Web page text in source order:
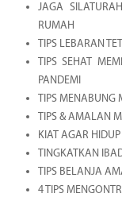
JAGA
RUMAH
TIPS LEBARAN
TIPS SEHAT
PANDEMI
TIPS MENABUNG
TIPS & AMALAN
KIAT AGAR
TINGKATKAN
TIPS BELANJA
4 TIPS